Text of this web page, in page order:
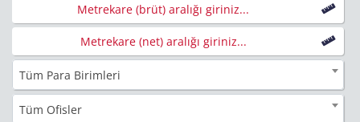
Metrekare (brüt) aralığı giriniz...
Metrekare (net) aralığı giriniz...
Tüm Para Birimleri
Tüm Ofisler